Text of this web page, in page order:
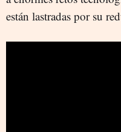
están lastradas por su